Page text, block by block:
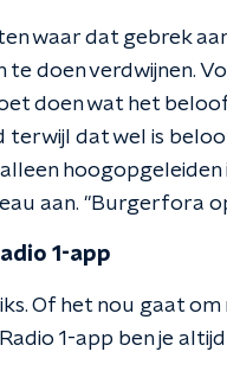
waar dat gebrek
doen verdwijnen.
doen wat het
dat wel is
aan. ''Burgerfora
1-app
Of het nou gaat
1-app ben je